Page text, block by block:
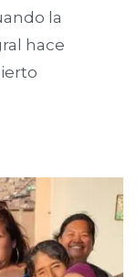
la
hace